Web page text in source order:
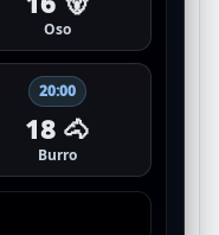
Oso
20:00
18 🐴
Burro